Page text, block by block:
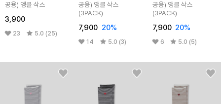
공용) 앵클 삭스
3,900
23 5.0 (25)
공용) 앵클 삭스
(3PACK)
7,900 20%
14 5.0 (3)
공용) 앵클 삭스
(3PACK)
7,900 20%
6 5.0 (5)